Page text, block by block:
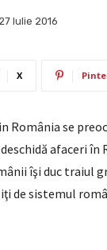
27 Iulie 2016
X
România se
afaceri
îşi duc traiul
de sistemul